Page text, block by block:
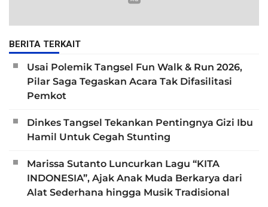
BERITA TERKAIT
Usai Polemik Tangsel Fun Walk & Run 2026,
Pilar Saga Tegaskan Acara Tak Difasilitasi
Pemkot
Dinkes Tangsel Tekankan Pentingnya Gizi Ibu
Hamil Untuk Cegah Stunting
Marissa Sutanto Luncurkan Lagu “KITA
INDONESIA”, Ajak Anak Muda Berkarya dari
Alat Sederhana hingga Musik Tradisional